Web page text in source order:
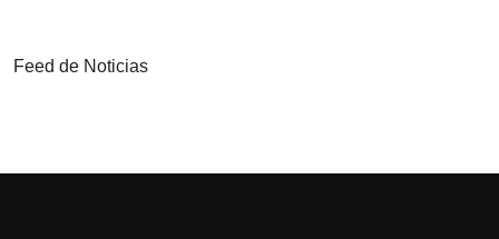
Feed de Noticias